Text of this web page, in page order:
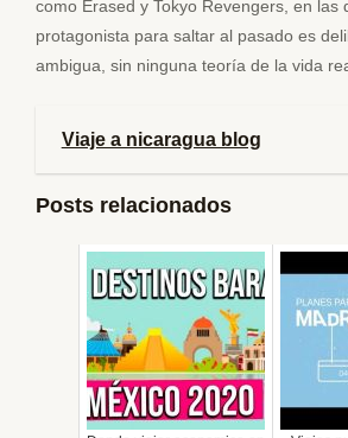
como Erased y Tokyo Revengers, en las
protagonista para saltar al pasado es
ambigua, sin ninguna teoría de la vida
Viaje a nicaragua blog
Posts relacionados